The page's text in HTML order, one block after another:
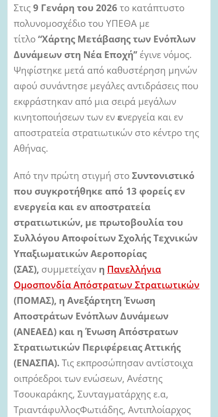
i
Στις9 Γενάρη του 2026το κατάπτυστο
πολυνομοσχέδιο του ΥΠΕΘΑ με
τίτλο“Χάρτης Μετάβασης των Ενόπλων
Δυνάμεων στη Νέα Εποχή’’ έγινε νόμος.
Ψηφίστηκε μετά από καθυστέρηση μηνών
αφού συνάντησε μεγάλες αντιδράσεις που
εκφράστηκαν από μια σειρά μεγάλων
κινητοποιήσεων των ενενεργεία και εν
αποστρατεία στρατιωτικών στο κέντρο της
Αθήνας.
Από την πρώτη στιγμή στοΣυντονιστικό
που συγκροτήθηκε από 13 φορείς εν
ενεργεία και εν αποστρατεία
στρατιωτικών, με πρωτοβουλία του
Συλλόγου Αποφοίτων Σχολής Τεχνικών
Υπαξιωματικών Αεροπορίας
(ΣΑΣ), συμμετείχαν η Πανελλήνια
Ομοσπονδία Απόστρατων Στρατιωτικών
(ΠΟΜΑΣ), η Ανεξάρτητη Ένωση
Αποστράτων Ενόπλων Δυνάμεων
(ΑΝΕΑΕΔ) και η Ένωση Απόστρατων
Στρατιωτικών Περιφέρειας Αττικής
(ΕΝΑΣΠΑ).Τις εκπροσώπησαν αντίστοιχα
οιπρόεδροι των ενώσεων, Ανέστης
Τσουκαράκης, Συνταγματάρχης ε.α,
ΤριαντάφυλλοςΦωτιάδης, Αντιπλοίαρχος